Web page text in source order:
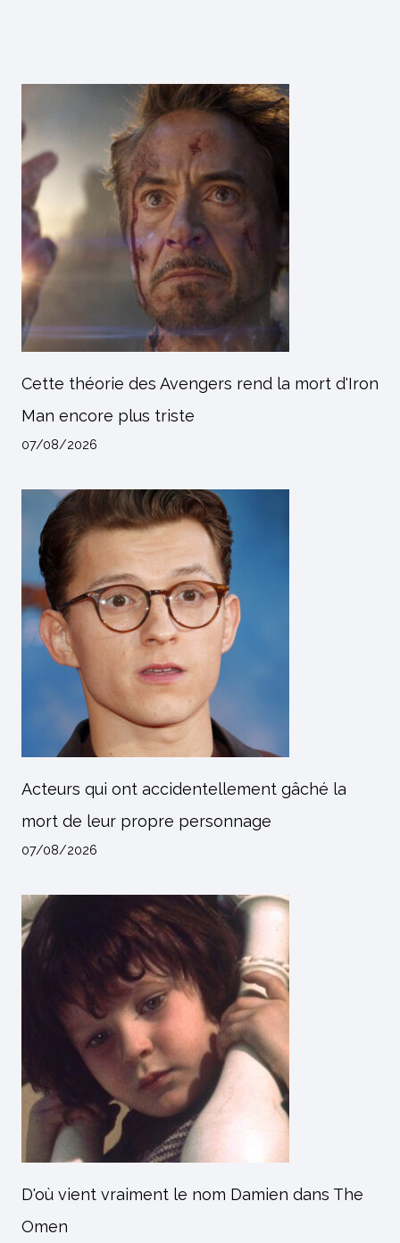
Cette théorie des Avengers rend la mort d'Iron
Man encore plus triste
07/08/2026
Acteurs qui ont accidentellement gâché la
mort de leur propre personnage
07/08/2026
D'où vient vraiment le nom Damien dans The
Omen